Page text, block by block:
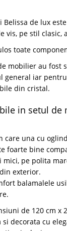
de lux
vis, pe stil clasic,
toate
mobilier au fost
iar
din cristal.
in setul
care una cu
foarte bine
pe polita
exterior.
balamalele
de 120 cm x
decorata cu